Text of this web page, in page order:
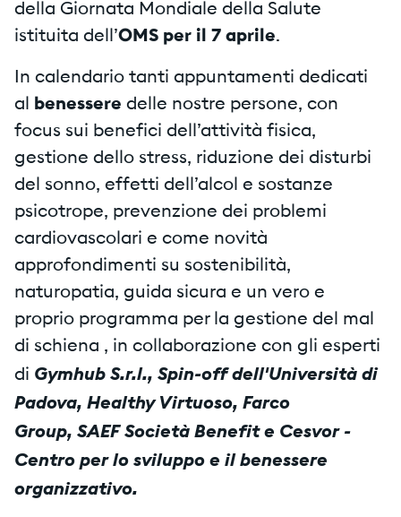
della Giornata Mondiale della Salute
istituita dell’OMS per il 7 aprile.
In calendario tanti appuntamenti dedicati
al benessere delle nostre persone, con
focus sui benefici dell’attività fisica,
gestione dello stress, riduzione dei disturbi
del sonno, effetti dell’alcol e sostanze
psicotrope, prevenzione dei problemi
cardiovascolari e come novità
approfondimenti su sostenibilità,
naturopatia, guida sicura e un vero e
proprio programma per la gestione del mal
di schiena , in collaborazione con gli esperti
di Gymhub S.r.l., Spin-off dell'Università di
Padova, Healthy Virtuoso, Farco
Group, SAEF Società Benefit e Cesvor -
Centro per lo sviluppo e il benessere
organizzativo.